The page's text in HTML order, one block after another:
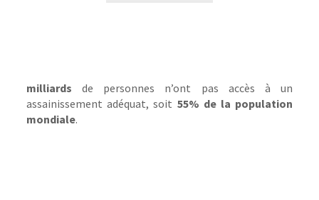
milliards de personnes n’ont pas accès à un
assainissement adéquat, soit 55% de la population
mondiale.